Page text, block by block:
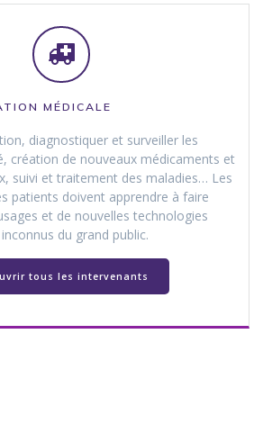
MÉDICALE
diagnostiquer et surveiller les
création de nouveaux médicaments et
suivi et traitement des maladies… Les
patients doivent apprendre à faire
et de nouvelles technologies
du grand public.
tous les intervenants